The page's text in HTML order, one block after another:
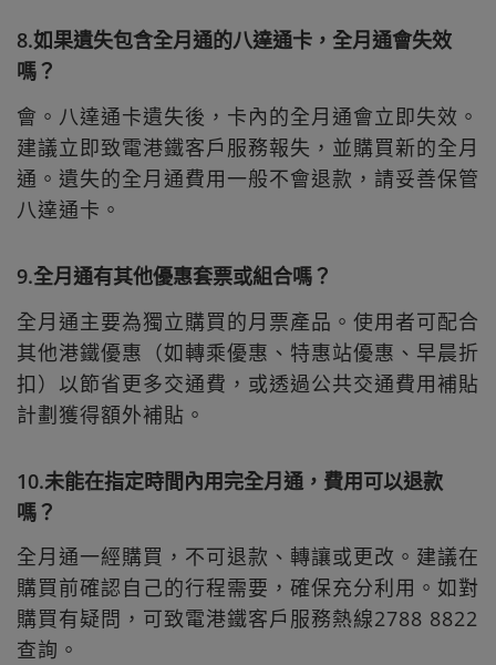
8.如果遺失包含全月通的八達通卡，全月通會失效
嗎？
會。八達通卡遺失後，卡內的全月通會立即失效。
建議立即致電港鐵客戶服務報失，並購買新的全月
通。遺失的全月通費用一般不會退款，請妥善保管
八達通卡。
9.全月通有其他優惠套票或組合嗎？
全月通主要為獨立購買的月票產品。使用者可配合
其他港鐵優惠（如轉乘優惠、特惠站優惠、早晨折
扣）以節省更多交通費，或透過公共交通費用補貼
計劃獲得額外補貼。
10.未能在指定時間內用完全月通，費用可以退款
嗎？
全月通一經購買，不可退款、轉讓或更改。建議在
購買前確認自己的行程需要，確保充分利用。如對
購買有疑問，可致電港鐵客戶服務熱線2788 8822
查詢。